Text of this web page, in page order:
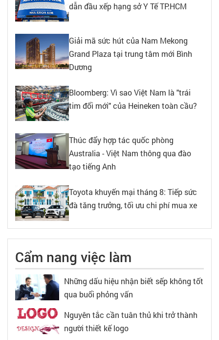
dẫn đầu xếp hạng sở Y Tế TP.HCM
Giải mã sức hút của Nam Mekong
Grand Plaza tại trung tâm mới Bình
Dương
Bloomberg: Vì sao Việt Nam là "trái
tim đổi mới" của Heineken toàn cầu?
Thúc đẩy hợp tác quốc phòng
Australia - Việt Nam thông qua đào
tạo tiếng Anh
Toyota khuyến mại tháng 8: Tiếp sức
đà tăng trưởng, tối ưu chi phí mua xe
Cẩm nang việc làm
Những dấu hiệu nhận biết sếp không tốt
qua buổi phỏng vấn
Nguyên tắc cần tuân thủ khi trở thành
người thiết kế logo